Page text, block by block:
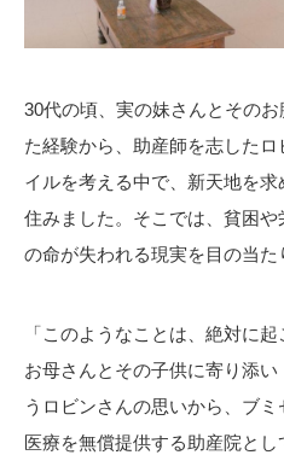
30代の頃、実の妹さんとその
た経験から、助産師を志した
イルを考える中で、新天地を
住みました。そこでは、貧困
の命が失われる現実を目の当た
「このようなことは、絶対に
お母さんとその子供に寄り添
うロビンさんの思いから、ブ
医療を無償提供する助産院と